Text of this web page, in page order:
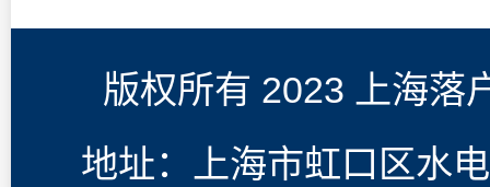
版权所有 2023 上海落
地址：上海市虹口区水